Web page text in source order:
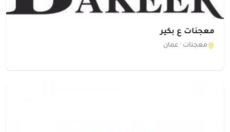
معجنات ع بكير
معجنات · عمان